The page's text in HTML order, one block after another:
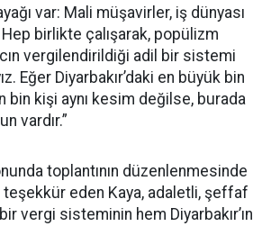
var: Mali müşavirler, iş dünyası
birlikte çalışarak, popülizm
vergilendirildiği adil bir sistemi
Eğer Diyarbakır’daki en büyük bin
bin kişi aynı kesim değilse, burada
vardır.”
toplantının düzenlenmesinde
eden Kaya, adaletli, şeffaf
vergi sisteminin hem Diyarbakır’ın